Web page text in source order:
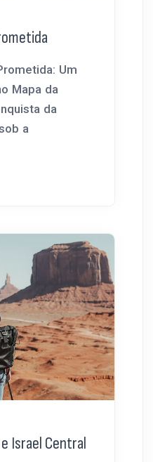
Um
Mapa da
da
a
Israel Central